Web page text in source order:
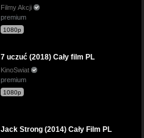
Filmy Akcji
premium
1080p
7 uczuć (2018) Cały film PL
KinoSwiat
premium
1080p
Jack Strong (2014) Cały Film PL